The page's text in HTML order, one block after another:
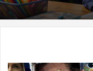
را
انتخابی
داخلی